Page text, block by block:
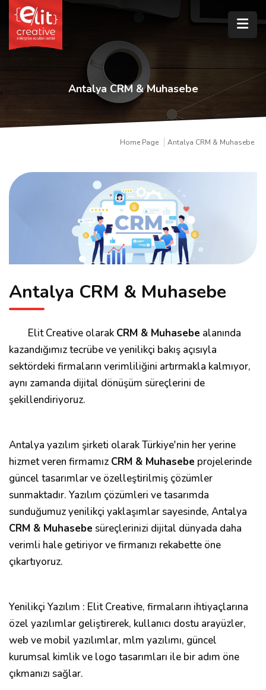
Antalya CRM & Muhasebe
Home Page Antalya CRM & Muhasebe
Antalya CRM & Muhasebe
Elit Creative olarak CRM & Muhasebe alanında
kazandığımız tecrübe ve yenilikçi bakış açısıyla
sektördeki firmaların verimliliğini artırmakla kalmıyor,
aynı zamanda dijital dönüşüm süreçlerini de
şekillendiriyoruz.
Antalya yazılım şirketi olarak Türkiye'nin her yerine
hizmet veren firmamız CRM & Muhasebe projelerinde
güncel tasarımlar ve özelleştirilmiş çözümler
sunmaktadır. Yazılım çözümleri ve tasarımda
sunduğumuz yenilikçi yaklaşımlar sayesinde, Antalya
CRM & Muhasebe süreçlerinizi dijital dünyada daha
verimli hale getiriyor ve firmanızı rekabette öne
çıkartıyoruz.
Yenilikçi Yazılım : Elit Creative, firmaların ihtiyaçlarına
özel yazılımlar geliştirerek, kullanıcı dostu arayüzler,
web ve mobil yazılımlar, mlm yazılımı, güncel
kurumsal kimlik ve logo tasarımları ile bir adım öne
çıkmanızı sağlar.